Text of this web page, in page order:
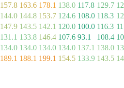
157.8 163.6 178.1 138.0 117.8 129.7
144.0 144.8 153.7 124.6 108.0 118.3
147.9 143.5 142.1 120.0 100.0 116.3
131.1 133.8 146.4 107.6 93.1 108.4
134.0 134.0 134.0 134.0 137.1 138.0
189.1 188.1 199.1 154.5 133.9 143.5